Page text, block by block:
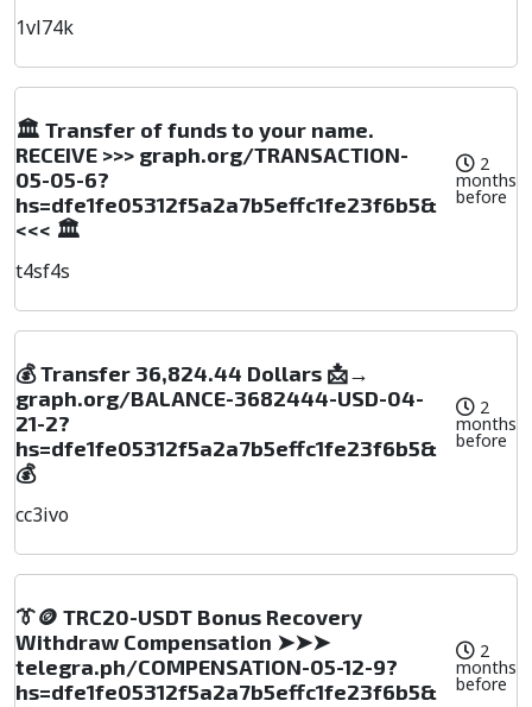
1vl74k
🏛️ Transfer of funds to your name.
RECEIVE >>> graph.org/TRANSACTION-
05-05-6?
hs=dfe1fe05312f5a2a7b5effc1fe23f6b5&
<<< 🏛️
2
months
before
t4sf4s
💰 Transfer 36,824.44 Dollars 📩→
graph.org/BALANCE-3682444-USD-04-
21-2?
hs=dfe1fe05312f5a2a7b5effc1fe23f6b5&
💰
2
months
before
cc3ivo
👔🪙 TRC20-USDT Bonus Recovery
Withdraw Compensation ➤➤➤
telegra.ph/COMPENSATION-05-12-9?
hs=dfe1fe05312f5a2a7b5effc1fe23f6b5&
2
months
before